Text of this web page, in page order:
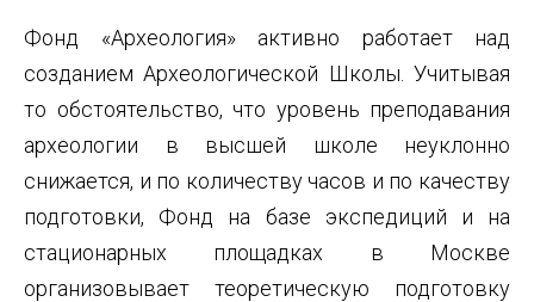
Фонд «Археология» активно работает над
созданием Археологической Школы. Учитывая
то обстоятельство, что уровень преподавания
археологии в высшей школе неуклонно
снижается, и по количеству часов и по качеству
подготовки, Фонд на базе экспедиций и на
стационарных площадках в Москве
организовывает теоретическую подготовку